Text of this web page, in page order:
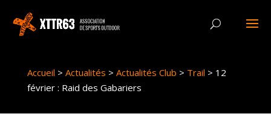
Accueil > Actualités > Actualités Club > Trail > 12
février : Raid des Gabariers